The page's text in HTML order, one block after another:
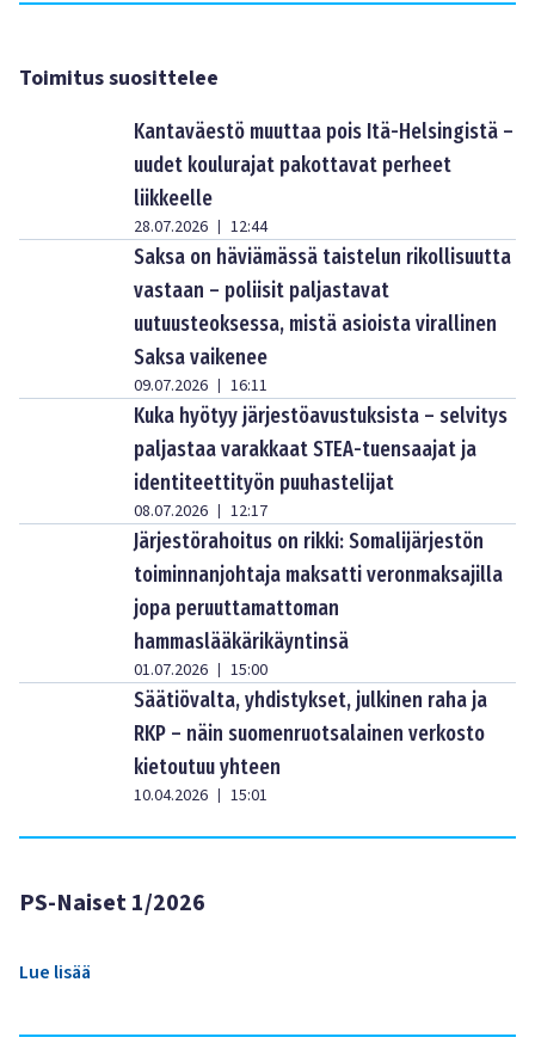
Toimitus suosittelee
Kantaväestö muuttaa pois Itä-Helsingistä –
uudet koulurajat pakottavat perheet
liikkeelle
28.07.2026 | 12:44
Saksa on häviämässä taistelun rikollisuutta
vastaan – poliisit paljastavat
uutuusteoksessa, mistä asioista virallinen
Saksa vaikenee
09.07.2026 | 16:11
Kuka hyötyy järjestöavustuksista – selvitys
paljastaa varakkaat STEA-tuensaajat ja
identiteettityön puuhastelijat
08.07.2026 | 12:17
Järjestörahoitus on rikki: Somalijärjestön
toiminnanjohtaja maksatti veronmaksajilla
jopa peruuttamattoman
hammaslääkärikäyntinsä
01.07.2026 | 15:00
Säätiövalta, yhdistykset, julkinen raha ja
RKP – näin suomenruotsalainen verkosto
kietoutuu yhteen
10.04.2026 | 15:01
PS-Naiset 1/2026
Lue lisää